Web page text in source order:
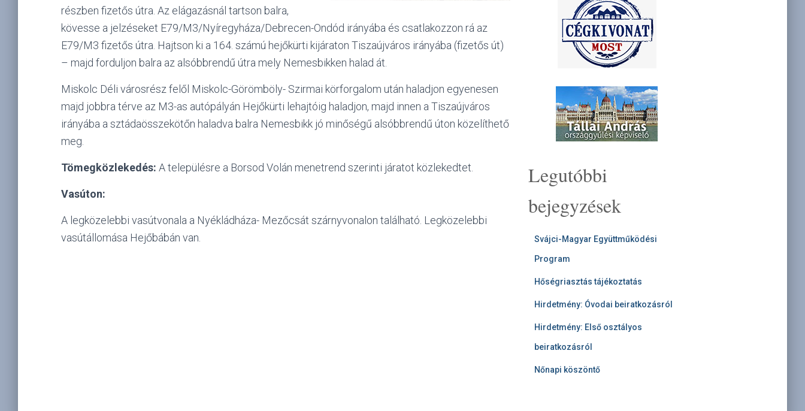
részben fizetős útra. Az elágazásnál tartson balra,
kövesse a jelzéseket E79/M3/Nyíregyháza/Debrecen-Ondód irányába és csatlakozzon rá az
E79/M3 fizetős útra. Hajtson ki a 164. számú hejőkürti kijáraton Tiszaújváros irányába (fizetős út)
– majd forduljon balra az alsóbbrendű útra mely Nemesbikken halad át.
Miskolc Déli városrész felől Miskolc-Görömböly- Szirmai körforgalom után haladjon egyenesen
majd jobbra térve az M3-as autópályán Hejőkürti lehajtóig haladjon, majd innen a Tiszaújváros
irányába a sztádaösszekötőn haladva balra Nemesbikk jó minőségű alsóbbrendű úton közelíthető
meg.
Tömegközlekedés: A településre a Borsod Volán menetrend szerinti járatot közlekedtet.
Vasúton:
A legközelebbi vasútvonala a Nyékládháza- Mezőcsát szárnyvonalon található. Legközelebbi
vasútállomása Hejőbábán van.
Legutóbbi
bejegyzések
Svájci-Magyar Együttműködési
Program
Hőségriasztás tájékoztatás
Hirdetmény: Óvodai beiratkozásról
Hirdetmény: Első osztályos
beiratkozásról
Nőnapi köszöntő